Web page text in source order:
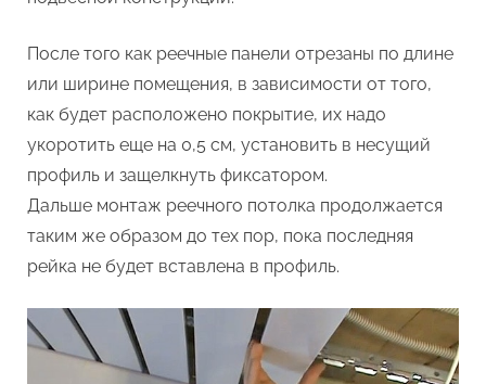
После того как реечные панели отрезаны по длине
или ширине помещения, в зависимости от того,
как будет расположено покрытие, их надо
укоротить еще на 0,5 см, установить в несущий
профиль и защелкнуть фиксатором.
Дальше монтаж реечного потолка продолжается
таким же образом до тех пор, пока последняя
рейка не будет вставлена в профиль.